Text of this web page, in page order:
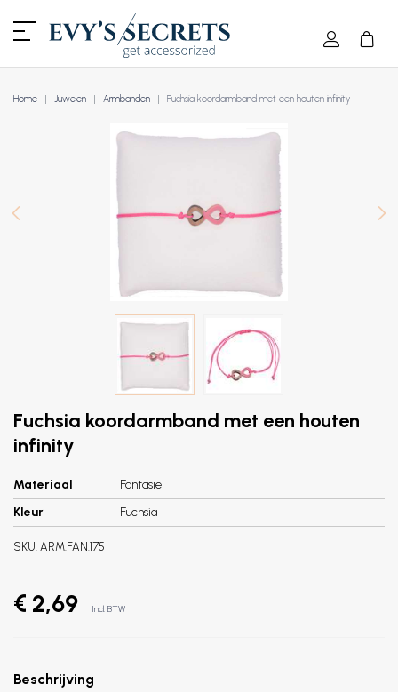
Home Juwelen Armbanden Fuchsia koordarmband met een houten infinity
Fuchsia koordarmband met een houten
infinity
Materiaal
Fantasie
Kleur
Fuchsia
SKU: ARM.FAN.175
€ 2,69 Incl. BTW
Beschrijving